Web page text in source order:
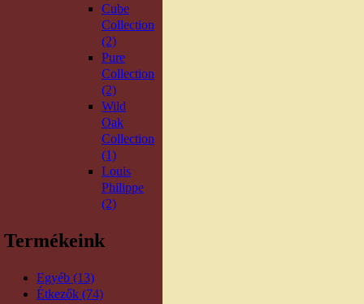
Cube
Collection
(2)
Pure
Collection
(2)
Wild
Oak
Collection
(1)
Louis
Philippe
(2)
Termékeink
Egyéb (13)
Étkezők (74)